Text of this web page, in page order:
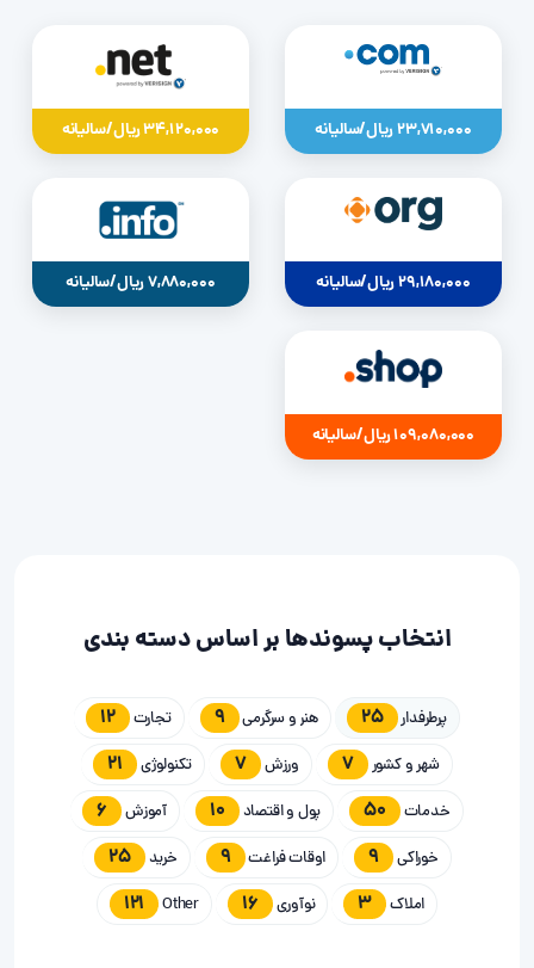
23,710,000 ریال/سالیانه 34,120,000 ریال/سالیانه
29,180,000 ریال/سالیانه 7,880,000 ریال/سالیانه
109,080,000 ریال/سالیانه
انتخاب پسوندها بر اساس دسته بندی
پرطرفدار 25 هنر و سرگرمی 9 تجارت 12
شهر و کشور 7 ورزش 7 تکنولوژی 21
خدمات 50 پول و اقتصاد 10 آموزش 6
خوراکی 9 اوقات فراغت 9 خرید 25
املاک 3 نوآوری 16
Other
121